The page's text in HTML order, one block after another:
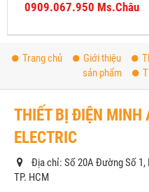
0909.067.950 Ms.Châu
Trang chủ Giới thiệu
sản phẩm
THIẾT BỊ ĐIỆN
ELECTRIC
Địa chỉ: Số 20A Đường Số 1,
TP. HCM